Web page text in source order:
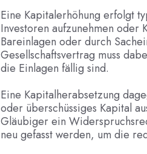
Eine Kapitalerhöhung erfolgt
Investoren aufzunehmen
Bareinlagen oder durch
Gesellschaftsvertrag muss
die Einlagen fällig sind.
Eine Kapitalherabsetzung
oder überschüssiges Kapital
Gläubiger ein
neu gefasst werden, um die